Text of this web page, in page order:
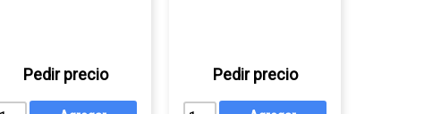
Pedir precio Pedir precio